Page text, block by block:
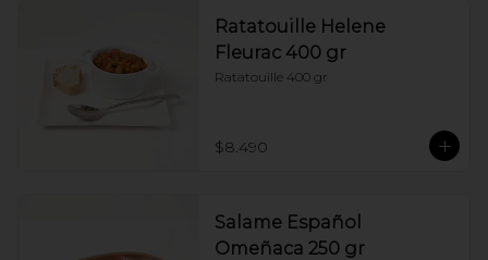
Ratatouille Helene
Fleurac 400 gr
Ratatouille 400 gr
$8.490
Salame Español
Omeñaca 250 gr